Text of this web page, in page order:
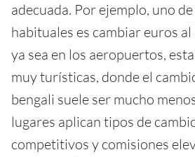
adecuada. Por ejemplo, uno
habituales es cambiar euros
ya sea en los aeropuertos,
muy turísticas, donde el
bengali suele ser mucho
lugares aplican tipos de
competitivos y comisiones